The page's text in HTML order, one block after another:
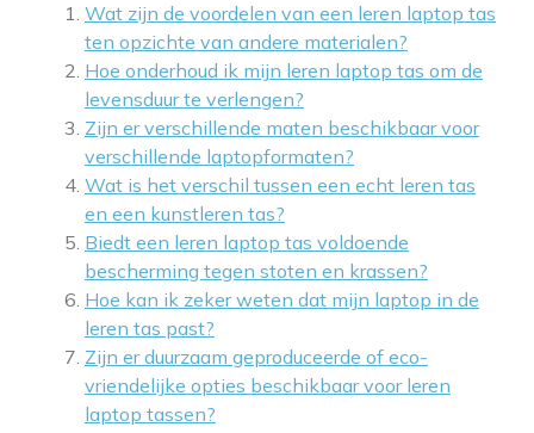
Wat zijn de voordelen van een leren laptop tas
ten opzichte van andere materialen?
Hoe onderhoud ik mijn leren laptop tas om de
levensduur te verlengen?
Zijn er verschillende maten beschikbaar voor
verschillende laptopformaten?
Wat is het verschil tussen een echt leren tas
en een kunstleren tas?
Biedt een leren laptop tas voldoende
bescherming tegen stoten en krassen?
Hoe kan ik zeker weten dat mijn laptop in de
leren tas past?
Zijn er duurzaam geproduceerde of eco-
vriendelijke opties beschikbaar voor leren
laptop tassen?